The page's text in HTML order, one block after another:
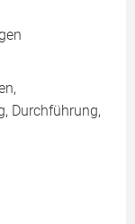
Durchführung,